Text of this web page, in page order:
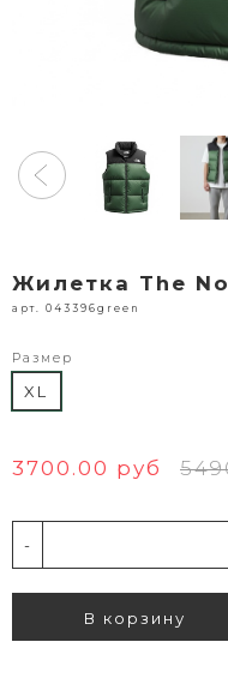
Жилетка The
арт. 043396green
Размер
XL
3700.00 руб
-
В корзину